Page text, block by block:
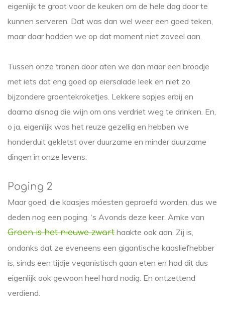
eigenlijk te groot voor de keuken om de hele dag door te
kunnen serveren. Dat was dan wel weer een goed teken,
maar daar hadden we op dat moment niet zoveel aan.
Tussen onze tranen door aten we dan maar een broodje
met iets dat eng goed op eiersalade leek en niet zo
bijzondere groentekroketjes. Lekkere sapjes erbij en
daarna alsnog die wijn om ons verdriet weg te drinken. En,
o ja, eigenlijk was het reuze gezellig en hebben we
honderduit gekletst over duurzame en minder duurzame
dingen in onze levens.
Poging 2
Maar goed, die kaasjes móesten geproefd worden, dus we
deden nog een poging. ‘s Avonds deze keer. Amke van
Groen is het nieuwe zwart haakte ook aan. Zij is,
ondanks dat ze eveneens een gigantische kaasliefhebber
is, sinds een tijdje veganistisch gaan eten en had dit dus
eigenlijk ook gewoon heel hard nodig. En ontzettend
verdiend.